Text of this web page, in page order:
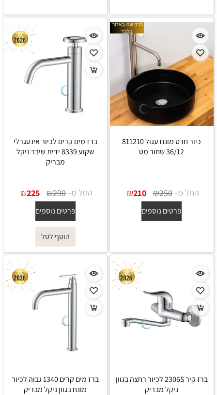
כיור חרס מונח עגול 811210
36/12 שחור מט
החל מ- ₪250
₪210
פרטים נוספים
ברז מים קרים לכיור אינטגרלי
שקוע 8339 ידית שיבר ניקל
מבריק
החל מ- ₪290
₪225
פרטים נוספים
הוסף לסל
ברז קיר 2306S לכיור רחצה בגוון
ניקל מבריק
ברז מים קרים 1340 גבוה לכיור
מונח בגוון ניקל מבריק